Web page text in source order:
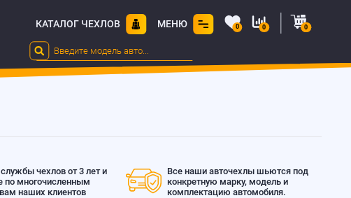
КАТАЛОГ ЧЕХЛОВ МЕНЮ 0 0 0
чехлов от 3 лет и
по многочисленным
наших клиентов
Все наши авточехлы шьются под
конкретную марку, модель и
комплектацию автомобиля.